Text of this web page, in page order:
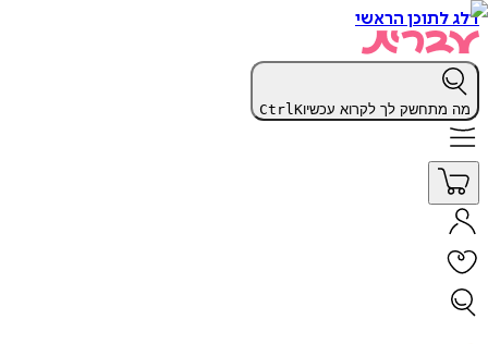
דלג לתוכן הראשי
מה מתחשק לך לקרוא עכשיו CtrlK